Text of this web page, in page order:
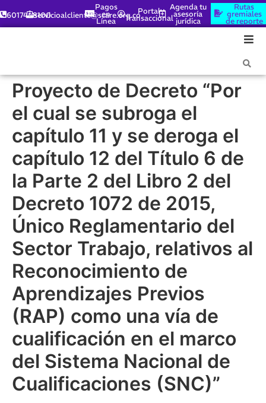
6017448100servicioalcliente@scare.org.co
Pagos
en
Línea
Portal
Transaccional
Agenda tu
asesoría
jurídica
Rutas
gremiales
de reporte
Proyecto de Decreto “Por
el cual se subroga el
capítulo 11 y se deroga el
capítulo 12 del Título 6 de
la Parte 2 del Libro 2 del
Decreto 1072 de 2015,
Único Reglamentario del
Sector Trabajo, relativos al
Reconocimiento de
Aprendizajes Previos
(RAP) como una vía de
cualificación en el marco
del Sistema Nacional de
Cualificaciones (SNC)”